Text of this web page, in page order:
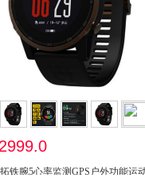
2999.0
铁腕5心率监测GPS户外功能运